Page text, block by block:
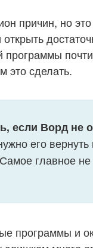
причин, но
программы
это сделать.
если Ворд не
его
главное не
программы и